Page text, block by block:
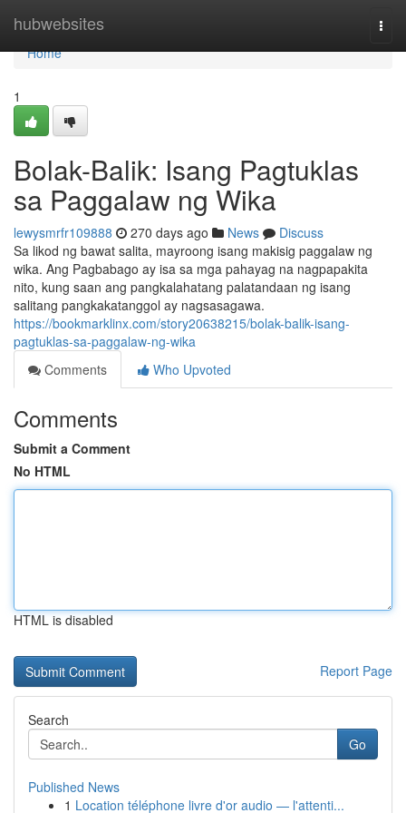
hubwebsites
Home
Home
1
Bolak-Balik: Isang Pagtuklas
sa Paggalaw ng Wika
lewysmrfr109888 270 days ago News
Discuss
Sa likod ng bawat salita, mayroong isang makisig paggalaw ng
wika. Ang Pagbabago ay isa sa mga pahayag na nagpapakita
nito, kung saan ang pangkalahatang palatandaan ng isang
salitang pangkakatanggol ay nagsasagawa.
https://bookmarklinx.com/story20638215/bolak-balik-isang-
pagtuklas-sa-paggalaw-ng-wika
Comments
Who Upvoted
Comments
Submit a Comment
No HTML
HTML is disabled
Report Page
Search
Go
Published News
1 Location téléphone livre d'or audio — l'attenti...